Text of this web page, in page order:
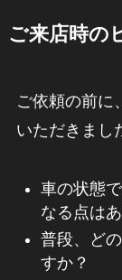
ご来店時の
ご依頼の前に
いただきまし
車の状態
なる点は
普段、ど
すか？